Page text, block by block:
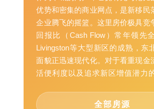
优势和密集的商业网点，是新移民
企业腾飞的摇篮。这里房价极具竞
回报比（Cash Flow）常年领先
Livingston等大型新区的成熟，东
面貌正迅速现代化。对于看重现金
活便利度以及追求新区增值潜力
全部房源